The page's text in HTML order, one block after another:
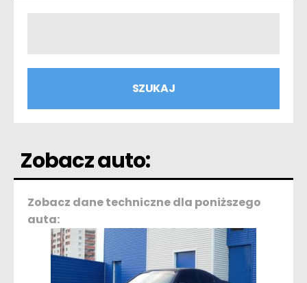
Zobacz auto:
Zobacz dane techniczne dla poniższego
auta: